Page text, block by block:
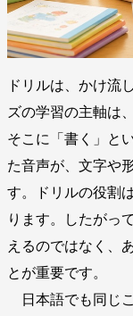
ドリルは、かけ流
ズの学習の主軸は
そこに「書く」と
た音声が、文字や
す。ドリルの役割
ります。したがっ
えるのではなく、
とが重要です。
日本語でも同じ